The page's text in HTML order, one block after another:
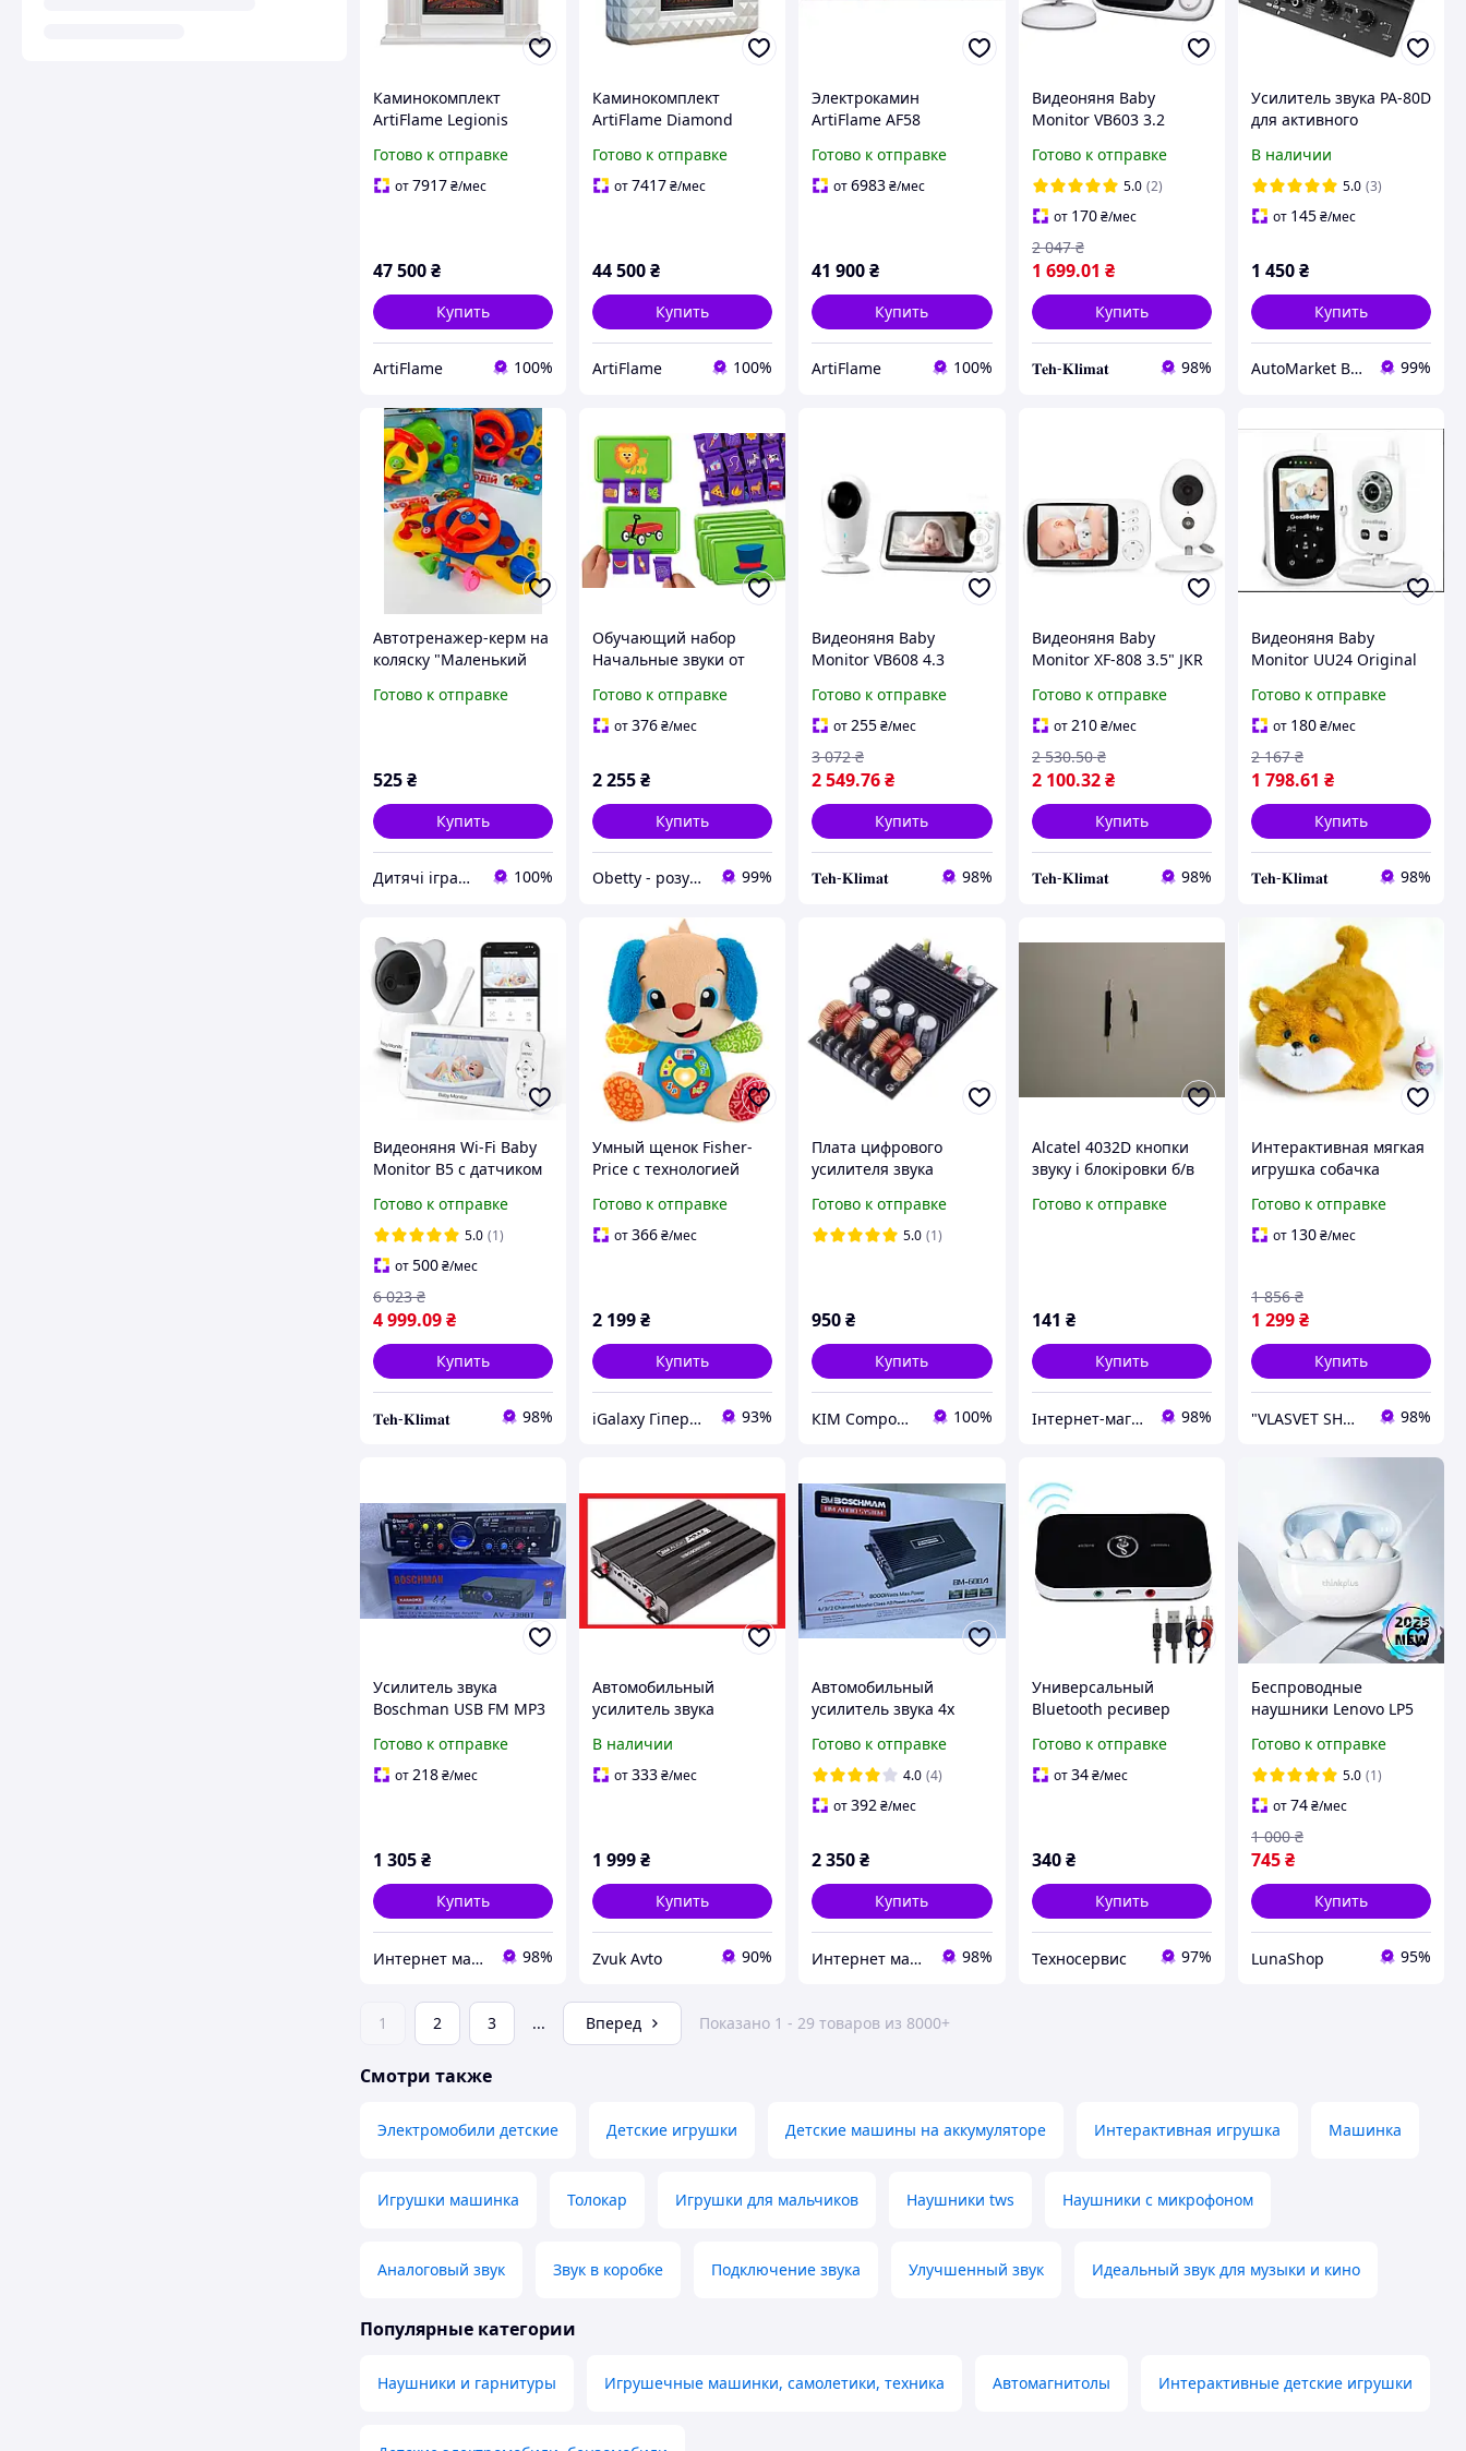
Каминокомплект
ArtiFlame Legionis
обогревом и звуком
горения огня
Готово к отправке
от7917₴/мес
47 500₴
Купить
ArtiFlame 100%
Каминокомплект
ArtiFlame Diamond
обогревом и звуком
горения огня
Готово к отправке
от7417₴/мес
44 500₴
Купить
ArtiFlame 100%
Электрокамин
ArtiFlame AF58
и звуком горения огня
Готово к отправке
от6983₴/мес
41 900₴
Купить
ArtiFlame 100%
Видеоняня Baby
Monitor VB603 3.2
звука, ночное видение
+ термометр,
радионяня, няня
Готово к отправке
5.0 (2)
от 170 ₴/мес
1 699.01 ₴
2 047 ₴
Купить
𝐓𝐞𝐡-𝐊𝐥𝐢𝐦𝐚𝐭 98%
Усилитель звука PA-80D
для активного
1000W MAX
В наличии
5.0 (3)
от 145₴/мес
1 450₴
Купить
AutoMarket BAZAR 99%
Автотренажер-керм на
коляску "Маленький
на украинском языке,
Готово к отправке
525₴
Купить
Дитячі іграшки ArNiktoys 100%
Обучающий набор
Начальные звуки от
Готово к отправке
от376₴/мес
2 255₴
Купить
Obetty - розумна дитина 99%
Видеоняня Baby
Monitor VB608 4.3
звука, ночное видение
+ термометр,
радионяня, няня
Готово к отправке
от255₴/мес
2 549.76₴
3 072 ₴
Купить
𝐓𝐞𝐡-𝐊𝐥𝐢𝐦𝐚𝐭 98%
Видеоняня Baby
Monitor XF-808 3.5" JKR
режимом ночного
видения и
термометром няня
Готово к отправке
от210 ₴/мес
2 100.32 ₴
2 530.50 ₴
Купить
𝐓𝐞𝐡-𝐊𝐥𝐢𝐦𝐚𝐭 98%
Видеоняня Baby
Monitor UU24 Original
ночное видение +
термометр, радионяня,
няня
Готово к отправке
от 180₴/мес
1 798.61 ₴
2 167 ₴
Купить
𝐓𝐞𝐡-𝐊𝐥𝐢𝐦𝐚𝐭 98%
Видеоняня Wi-Fi Baby
Monitor B5 с датчиком
ночное видение +
термометр, радионяня,
няня
Готово к отправке
5.0 (1)
от500₴/мес
4 999.09₴
6 023 ₴
Купить
𝐓𝐞𝐡-𝐊𝐥𝐢𝐦𝐚𝐭 98%
Умный щенок Fisher-
Price с технологией
(многоязычный) JFD23
Готово к отправке
от366₴/мес
2 199₴
Купить
iGalaxy Гіпермаркет подарунків 93%
Плата цифрового
усилителя звука
стерео
Готово к отправке
5.0 (1)
950₴
Купить
КІМ Components 100%
Alcatel 4032D кнопки
звуку і блокіровки б/в
Готово к отправке
141 ₴
Купить
Інтернет-магазин "SHRAK" 98%
Интерактивная мягкая
игрушка собачка
моргает глазками
двигает хвостиком
Готово к отправке
от 130₴/мес
1 299₴
1 856 ₴
Купить
"VLASVET SHOP" 98%
Усилитель звука
Boschman USB FM MP3
двух микрофонов
Bluetooth 2x120W
Готово к отправке
от218₴/мес
1 305₴
Купить
Интернет магазин "Техника" 98%
Автомобильный
усилитель звука
XW-F4399 1700W 4-х
канальный
В наличии
от333₴/мес
1 999₴
Купить
Zvuk Avto 90%
Автомобильный
усилитель звука 4х
BM-600.4 BM Audio
Готово к отправке
4.0 (4)
от392₴/мес
2 350₴
Купить
Интернет магазин "Техника" 98%
Универсальный
Bluetooth ресивер
передатчик звука
Vikefon BT-B6
Готово к отправке
от34 ₴/мес
340 ₴
Купить
Техносервис 97%
Беспроводные
наушники Lenovo LP5
гарнитура, стерео звук,
микрофон, сенсорное
управление, кейс для
зарядки
Готово к отправке
5.0 (1)
от74₴/мес
745₴
1 000 ₴
Купить
LunaShop 95%
1 2 3 ... Вперед Показано 1 - 29 товаров из 8000+
Смотри также
Электромобили детские Детские игрушки Детские машины на аккумуляторе Интерактивная игрушка Машинка
Игрушки машинка Толокар Игрушки для мальчиков Наушники tws Наушники с микрофоном
Аналоговый звук Звук в коробке Подключение звука Улучшенный звук Идеальный звук для музыки и кино
Популярные категории
Наушники и гарнитуры Игрушечные машинки, самолетики, техника Автомагнитолы Интерактивные детские игрушки